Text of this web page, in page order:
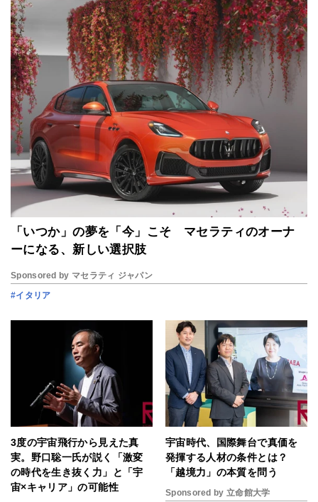
「いつか」の夢を「今」こそ マセラティのオーナ
ーになる、新しい選択肢
Sponsored by マセラティ ジャパン
#イタリア
3度の宇宙飛行から見えた真
実。野口聡一氏が説く「激変
の時代を生き抜く力」と「宇
宙×キャリア」の可能性
宇宙時代、国際舞台で真価を
発揮する人材の条件とは？
「越境力」の本質を問う
Sponsored by 立命館大学